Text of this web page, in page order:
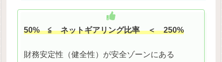
50% ≦ネットギアリング比率 ＜ 250%
財務安定性（健全性）が安全ゾーンにある